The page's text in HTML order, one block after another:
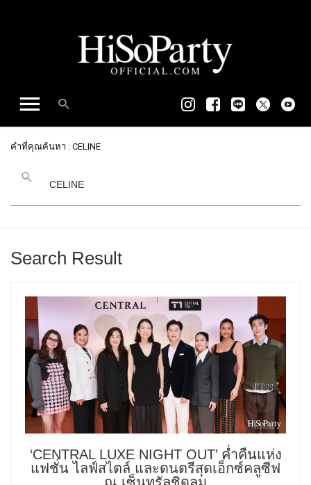
คำที่คุณค้นหา : CELINE
Search Result
‘CENTRAL LUXE NIGHT OUT’ ค่ำคืนแห่ง
แฟชั่น ไลฟ์สไตล์ และดนตรีสุดเอ็กซ์คลูซีฟ